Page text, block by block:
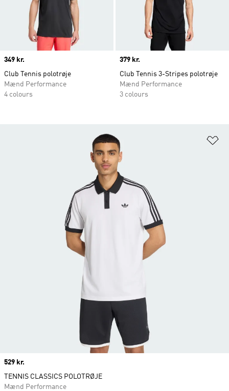
Price
349 kr.
Club Tennis polotrøje
Mænd Performance
4 colours
Price
379 kr.
Club Tennis 3-Stripes polotrøje
Mænd Performance
3 colours
Price
529 kr.
TENNIS CLASSICS POLOTRØJE
Mænd Performance